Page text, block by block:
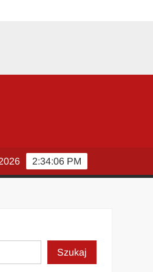
zachowujących sens oryginału:
2:34:07 PM
Szukaj